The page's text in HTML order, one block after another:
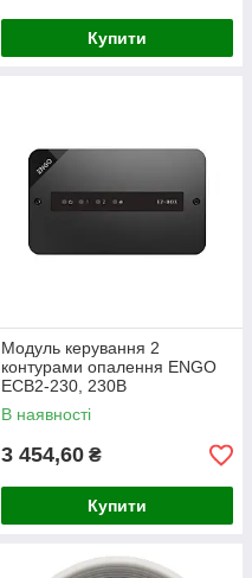
Купити
Модуль керування 2
контурами опалення ENGO
ECB2-230, 230В
В наявності
3 454,60 ₴
Купити